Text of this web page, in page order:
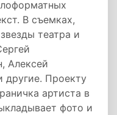
В съемках,
театра и
Алексей
другие. Проекту
артиста в
фото и